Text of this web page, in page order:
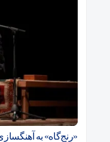
«رنج‌گاه» به